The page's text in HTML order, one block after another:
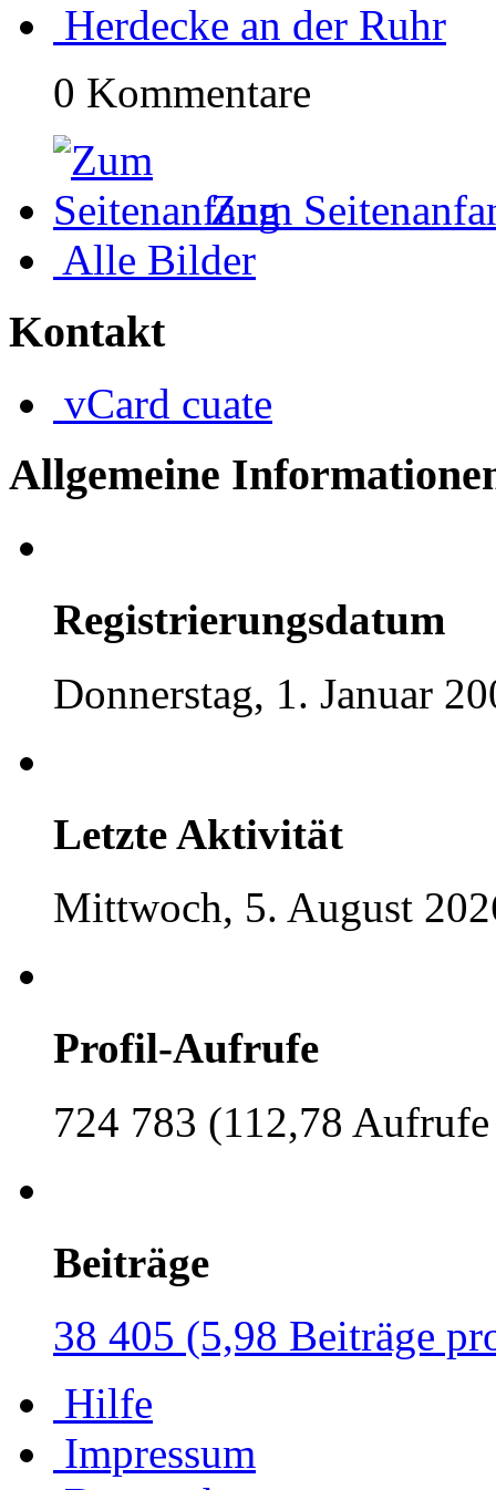
Herdecke an der Ruhr
0 Kommentare
Zum
Alle Bilder
Kontakt
vCard cuate
Allgemeine
Registrierungsdatum
Donnerstag, 1. Januar
Letzte Aktivität
Mittwoch, 5. August
Profil-Aufrufe
724 783 (112,78
Beiträge
38 405 (5,98 Beiträge
Hilfe
Impressum